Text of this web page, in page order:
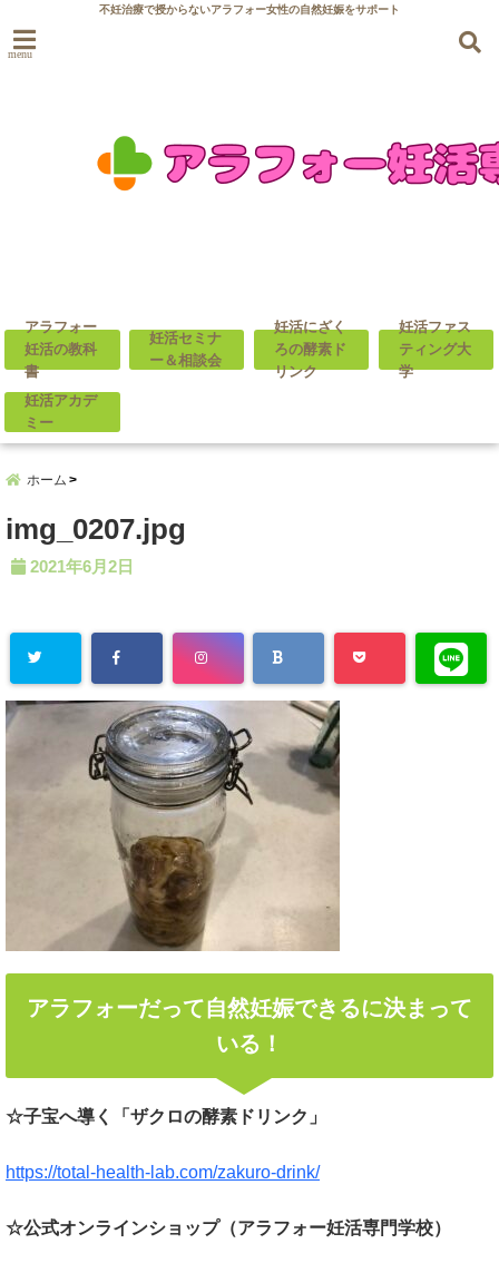
不妊治療で授からないアラフォー女性の自然妊娠をサポート
menu
アラフォー
妊活の教科
書
妊活セミナ
ー＆相談会
妊活にざく
ろの酵素ド
リンク
妊活ファス
ティング大
学
妊活アカデ
ミー
ホーム
img_0207.jpg
2021年6月2日
アラフォーだって自然妊娠できるに決まって
いる！
☆子宝へ導く「ザクロの酵素ドリンク」
https://total-health-lab.com/zakuro-drink/
☆公式オンラインショップ（アラフォー妊活専門学校）